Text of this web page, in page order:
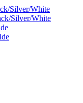
Silver/White
Silver/White